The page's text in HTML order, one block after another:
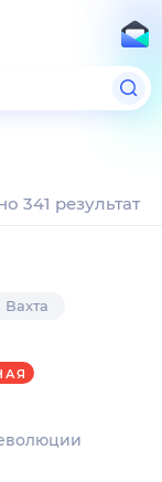
341 результат